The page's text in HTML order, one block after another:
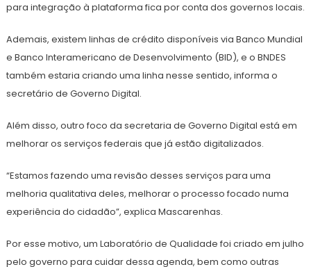
para integração à plataforma fica por conta dos governos locais.
Ademais, existem linhas de crédito disponíveis via Banco Mundial
e Banco Interamericano de Desenvolvimento (BID), e o BNDES
também estaria criando uma linha nesse sentido, informa o
secretário de Governo Digital.
Além disso, outro foco da secretaria de Governo Digital está em
melhorar os serviços federais que já estão digitalizados.
“Estamos fazendo uma revisão desses serviços para uma
melhoria qualitativa deles, melhorar o processo focado numa
experiência do cidadão”, explica Mascarenhas.
Por esse motivo, um Laboratório de Qualidade foi criado em julho
pelo governo para cuidar dessa agenda, bem como outras